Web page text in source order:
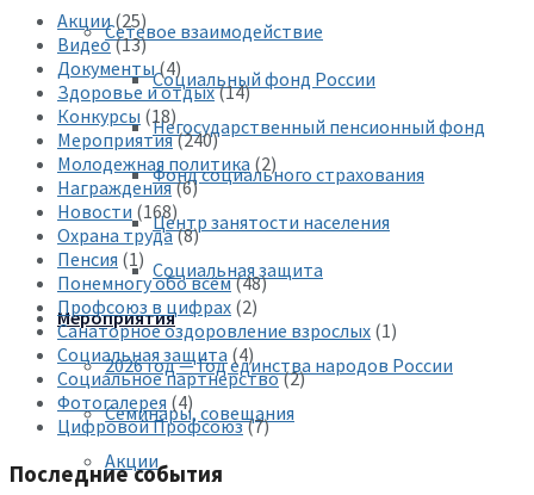
Сетевое взаимодействие
Социальный фонд России
Негосударственный пенсионный фонд
Фонд социального страхования
Центр занятости населения
Социальная защита
Мероприятия
2026 год — Год единства народов России
Семинары, совещания
Акции
Акции(25)
Видео(13)
Документы(4)
Здоровье и отдых(14)
Конкурсы (18)
Мероприятия(240)
Молодежная политика (2)
Награждения(6)
Новости (168)
Охрана труда(8)
Пенсия (1)
Понемногу обо всём(48)
Профсоюз в цифрах (2)
Санаторное оздоровление взрослых (1)
Социальная защита (4)
Социальное партнерство(2)
Фотогалерея (4)
Цифровой Профсоюз(7)
Последние события